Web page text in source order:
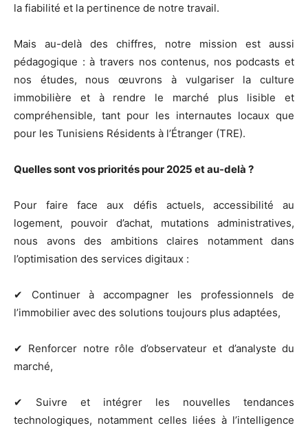
la fiabilité et la pertinence de notre travail.
Mais au-delà des chiffres, notre mission est aussi
pédagogique : à travers nos contenus, nos podcasts et
nos études, nous œuvrons à vulgariser la culture
immobilière et à rendre le marché plus lisible et
compréhensible, tant pour les internautes locaux que
pour les Tunisiens Résidents à l’Étranger (TRE).
Quelles sont vos priorités pour 2025 et au-delà ?
Pour faire face aux défis actuels, accessibilité au
logement, pouvoir d’achat, mutations administratives,
nous avons des ambitions claires notamment dans
l’optimisation des services digitaux :
✔ Continuer à accompagner les professionnels de
l’immobilier avec des solutions toujours plus adaptées,
✔ Renforcer notre rôle d’observateur et d’analyste du
marché,
✔ Suivre et intégrer les nouvelles tendances
technologiques, notamment celles liées à l’intelligence